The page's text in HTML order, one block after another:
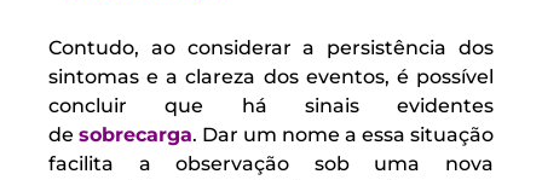
Contudo, ao considerar a persistência dos
sintomas e a clareza dos eventos, é possível
concluir que há sinais evidentes
de sobrecarga. Dar um nome a essa situação
facilita a observação sob uma nova